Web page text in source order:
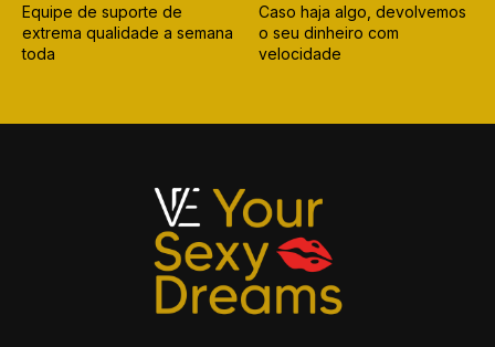
Equipe de suporte de
extrema qualidade a semana
toda
Caso haja algo, devolvemos
o seu dinheiro com
velocidade